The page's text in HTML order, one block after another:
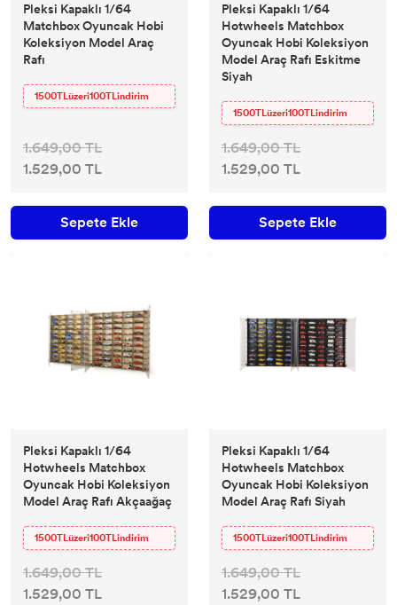
Pleksi Kapaklı 1/64
Matchbox Oyuncak Hobi
Koleksiyon Model Araç
Rafı
1500TLüzeri100TLindirim
1.649,00 TL
1.529,00 TL
Sepete Ekle
Pleksi Kapaklı 1/64
Hotwheels Matchbox
Oyuncak Hobi Koleksiyon
Model Araç Rafı Eskitme
Siyah
1500TLüzeri100TLindirim
1.649,00 TL
1.529,00 TL
Sepete Ekle
Pleksi Kapaklı 1/64
Hotwheels Matchbox
Oyuncak Hobi Koleksiyon
Model Araç Rafı Akçaağaç
1500TLüzeri100TLindirim
1.649,00 TL
1.529,00 TL
Pleksi Kapaklı 1/64
Hotwheels Matchbox
Oyuncak Hobi Koleksiyon
Model Araç Rafı Siyah
1500TLüzeri100TLindirim
1.649,00 TL
1.529,00 TL